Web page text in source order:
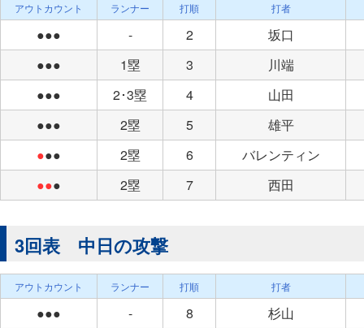
アウトカウント ランナー 打順 打者
●●● - 2
坂口
●●●
1塁 3
川端
●●●
2･3塁 4
山田
●●●
2塁 5
雄平
●●● 2塁 6
バレンティン
●●● 2塁 7 西田
3回表 中日の攻撃
アウトカウント ランナー 打順 打者
●●● - 8
杉山